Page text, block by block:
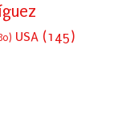
USA (145)